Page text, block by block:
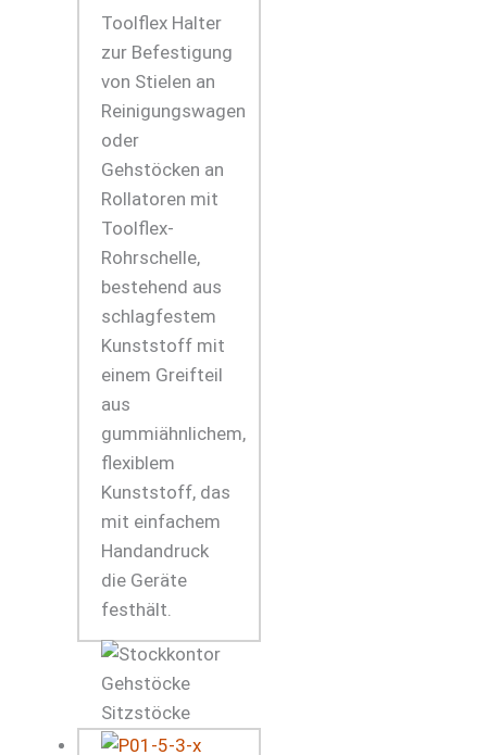
Toolflex Halter
zur Befestigung
von Stielen an
Reinigungswagen
oder
Gehstöcken an
Rollatoren mit
Toolflex-
Rohrschelle,
bestehend aus
schlagfestem
Kunststoff mit
einem Greifteil
aus
gummiähnlichem,
flexiblem
Kunststoff, das
mit einfachem
Handandruck
die Geräte
festhält.